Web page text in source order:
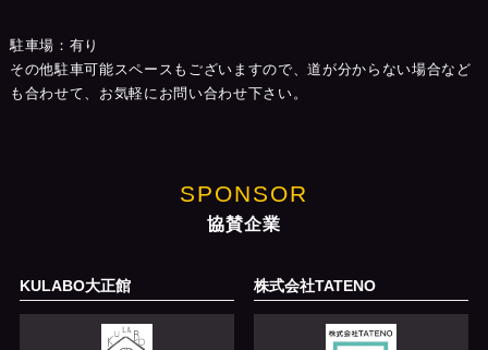
駐車場：有り
その他駐車可能スペースもございますので、道が分からない場合など
も合わせて、お気軽にお問い合わせ下さい。
SPONSOR
協賛企業
KULABO大正館 株式会社TATENO